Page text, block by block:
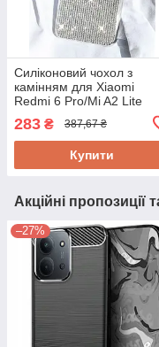
Силіконовий чохол з
камінням для Xiaomi
Redmi 6 Pro/Mi A2 Lite
283 ₴ 387,67 ₴
Купити
Акційні пропозиції
–27%